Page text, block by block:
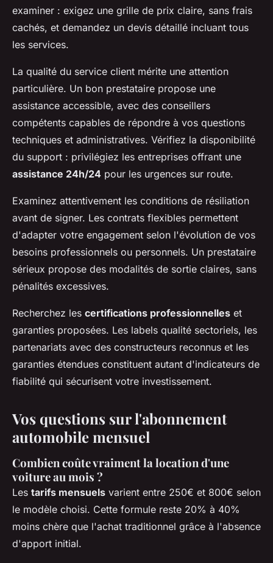
examiner : exigez une grille de prix claire, sans frais
cachés, et demandez un devis détaillé incluant tous
les services.
La qualité du service client mérite une attention
particulière. Un bon prestataire propose une
assistance accessible, avec des conseillers
compétents capables de répondre à vos questions
techniques et administratives. Vérifiez la disponibilité
du support : privilégiez les entreprises offrant une
assistance 24h/24 pour les urgences sur route.
Examinez attentivement les conditions de résiliation
avant de signer. Les contrats flexibles permettent
d'adapter votre engagement selon l'évolution de vos
besoins professionnels ou personnels. Un prestataire
sérieux propose des modalités de sortie claires, sans
pénalités excessives.
Recherchez les certifications professionnelles et
garanties proposées. Les labels qualité sectoriels, les
partenariats avec des constructeurs reconnus et les
garanties étendues constituent autant d'indicateurs de
fiabilité qui sécurisent votre investissement.
Vos questions sur l'abonnement
automobile mensuel
Combien coûte vraiment la location d'une
voiture au mois ?
Les tarifs mensuels varient entre 250€ et 800€ selon
le modèle choisi. Cette formule reste 20% à 40%
moins chère que l'achat traditionnel grâce à l'absence
d'apport initial.